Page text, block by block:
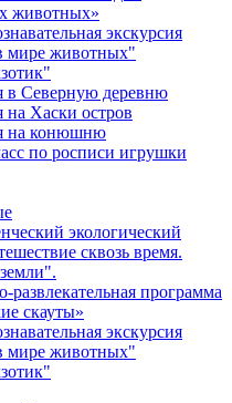
животных»
экскурсия
мире животных"
в Северную деревню
на Хаски остров
на конюшню
по росписи игрушки
экологический
сквозь время.
развлекательная программа
скауты»
экскурсия
мире животных"